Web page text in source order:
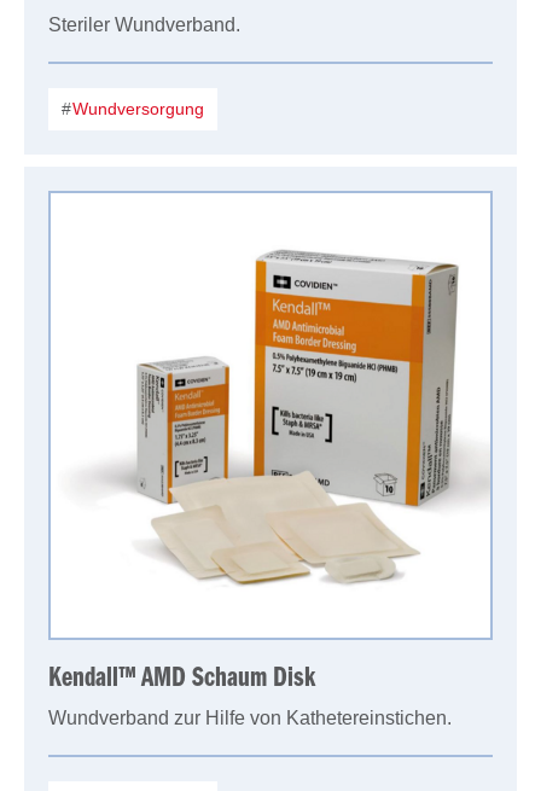
Steriler Wundverband.
Wundversorgung
Kendall™ AMD Schaum Disk
Wundverband zur Hilfe von Kathetereinstichen.